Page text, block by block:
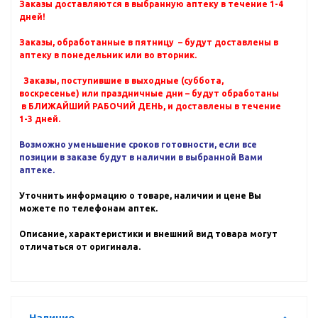
Заказы доставляются в выбранную аптеку в течение 1-4
дней!
Заказы, обработанные в пятницу – будут доставлены в
аптеку в понедельник или во вторник.
Заказы, поступившие в выходные (суббота,
воскресенье) или праздничные дни – будут обработаны
в БЛИЖАЙШИЙ РАБОЧИЙ ДЕНЬ, и доставлены в течение
1-3 дней.
Возможно уменьшение сроков готовности, если все
позиции в заказе будут в наличии в выбранной Вами
аптеке.
Уточнить информацию о товаре, наличии и цене Вы
можете по телефонам аптек.
Описание, характеристики и внешний вид товара могут
отличаться от оригинала.